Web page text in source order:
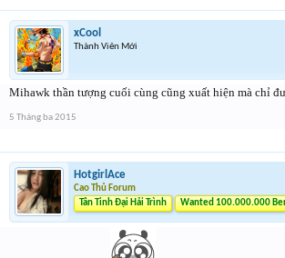
xCool
Thành Viên Mới
Mihawk thần tượng cuối cùng cũng xuất hiện mà chỉ
5 Tháng ba 2015
HotgirlAce
Cao Thủ Forum
Tân Tinh Đại Hải Trình
Wanted 100.000.000